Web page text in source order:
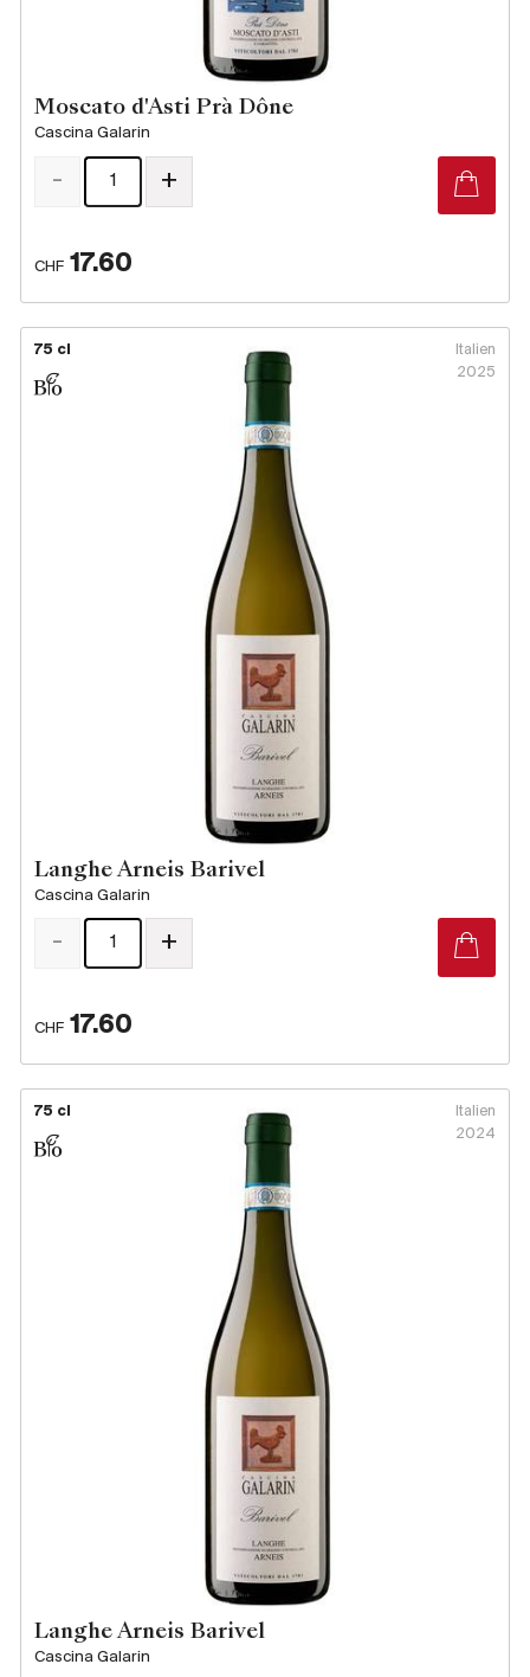
Moscato d'Asti Prà Dône
Cascina Galarin
CHF 17.60
- +
75 cl
Italien
2025
Langhe Arneis Barivel
Cascina Galarin
CHF 17.60
- +
75 cl
Italien
2024
Langhe Arneis Barivel
Cascina Galarin